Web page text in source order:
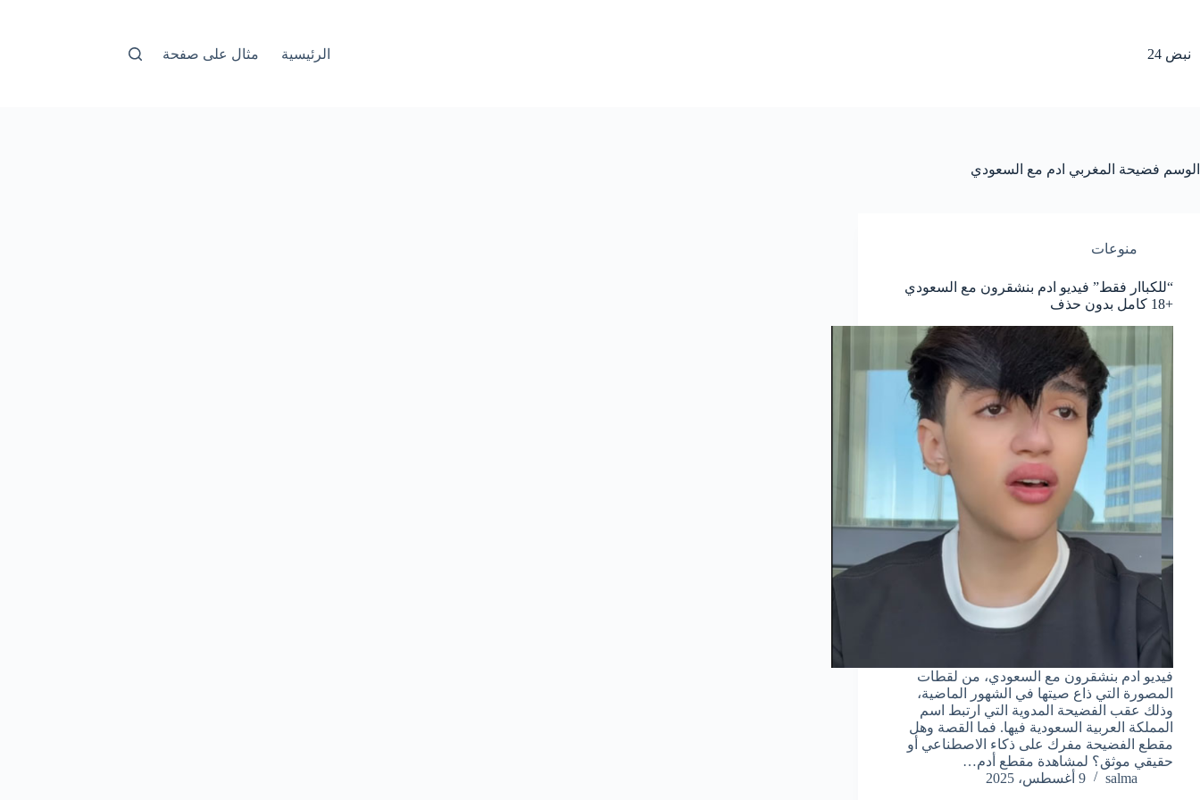
نبض 24 الرئيسية مثال على صفحة
الوسم فضيحة المغربي ادم مع السعودي
منوعات
“للكباار فقط” فيديو ادم بنشقرون مع السعودي
+18 كامل بدون حذف
فيديو ادم بنشقرون مع السعودي، من لقطات
المصورة التي ذاع صيتها في الشهور الماضية،
وذلك عقب الفضيحة المدوية التي ارتبط اسم
المملكة العربية السعودية فيها. فما القصة وهل
مقطع الفضيحة مفرك على ذكاء الاصطناعي أو
حقيقي موثق؟ لمشاهدة مقطع أدم…
salma
9 أغسطس، 2025